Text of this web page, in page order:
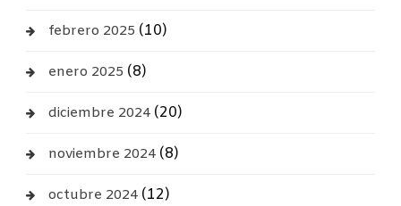
febrero 2025 (10)
enero 2025 (8)
diciembre 2024(20)
noviembre 2024(8)
octubre 2024(12)